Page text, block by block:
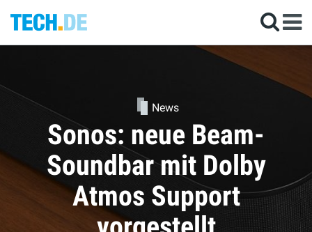
News
Kommen die
AirPods doch
Sophie Bömeram 16.09.2021 um 11:50